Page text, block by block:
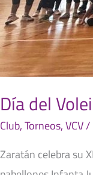
Día del
Club,Torneos,VCV/
Zaratán celebra su